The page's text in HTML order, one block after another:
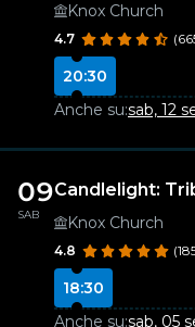
Knox Church
4.7
20:30
Anche su:sab, 12
09
SAB
Candlelight:
Knox Church
4.8
18:30
Anche su:sab, 05